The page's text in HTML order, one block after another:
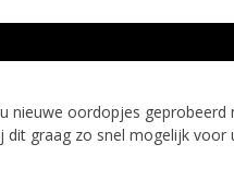
nieuwe oordopjes
graag zo snel mogelijk